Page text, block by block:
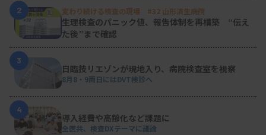
2 変わり続ける検査の現場 #32 山形済生病院
生理検査のパニック値、報告体制を再構築 “伝え
た後”まで確認
3
日臨技リエゾンが現地入り、病院検査室を視察
8月8・9両日にはDVT検診へ
4
導入経費や高齢化など課題に
全医共、検査DXテーマに議論